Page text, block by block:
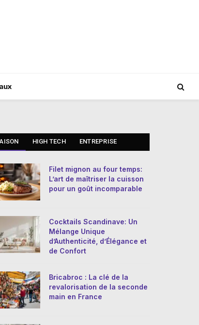
HIGH TECH ENTREPRISE
Filet mignon au four temps:
L’art de maîtriser la cuisson
pour un goût incomparable
Cocktails Scandinave: Un
Mélange Unique
d’Authenticité, d’Élégance et
de Confort
Bricabroc : La clé de la
revalorisation de la seconde
main en France